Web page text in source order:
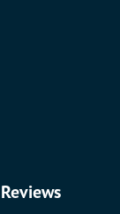
Reviews